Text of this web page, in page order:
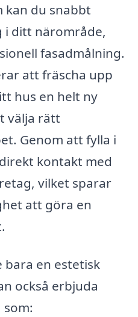
kan du snabbt
i ditt närområde,
fasadmålning.
att fräscha upp
hus en helt ny
välja rätt
Genom att fylla i
kontakt med
vilket sparar
att göra en
bara en estetisk
också erbjuda